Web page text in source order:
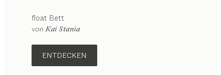
float Bett
von Kai Stania
ENTDECKEN